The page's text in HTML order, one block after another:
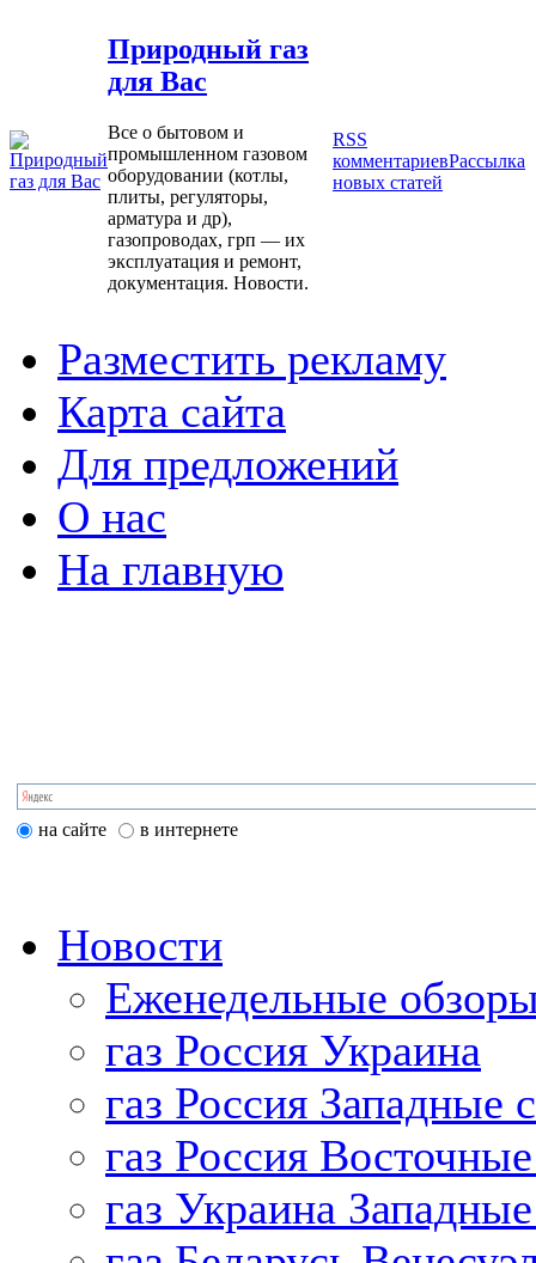
Природный газ
для Вас
Все о бытовом и
промышленном газовом
оборудовании (котлы,
плиты, регуляторы,
арматура и др),
газопроводах, грп — их
эксплуатация и ремонт,
документация. Новости.
RSS
комментариевРассылка
новых статей
Разместить рекламу
Карта сайта
Для предложений
О нас
На главную
на сайте в интернете
Новости
Еженедельные
газ Россия Украина
газ Россия Западные
газ Россия
газ Украина